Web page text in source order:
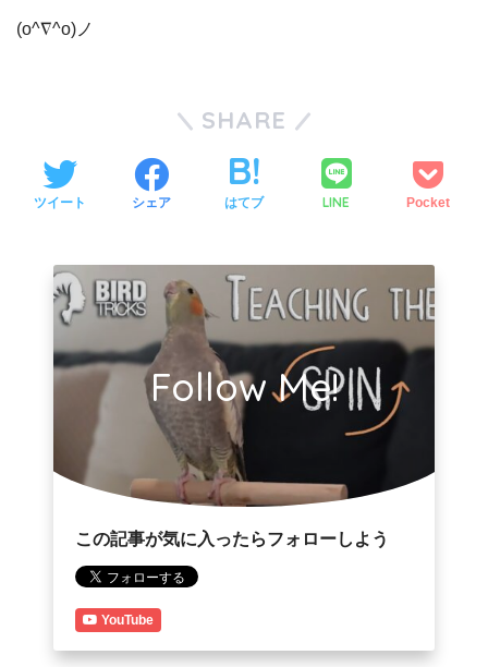
(o^∇^o)ノ
SHARE
ツイート シェア はてブ LINE Pocket
Follow Me!
この記事が気に入ったらフォローしよう
YouTube